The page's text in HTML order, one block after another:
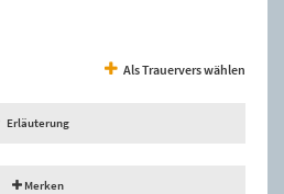
Als Trauervers wählen
Erläuterung
Merken